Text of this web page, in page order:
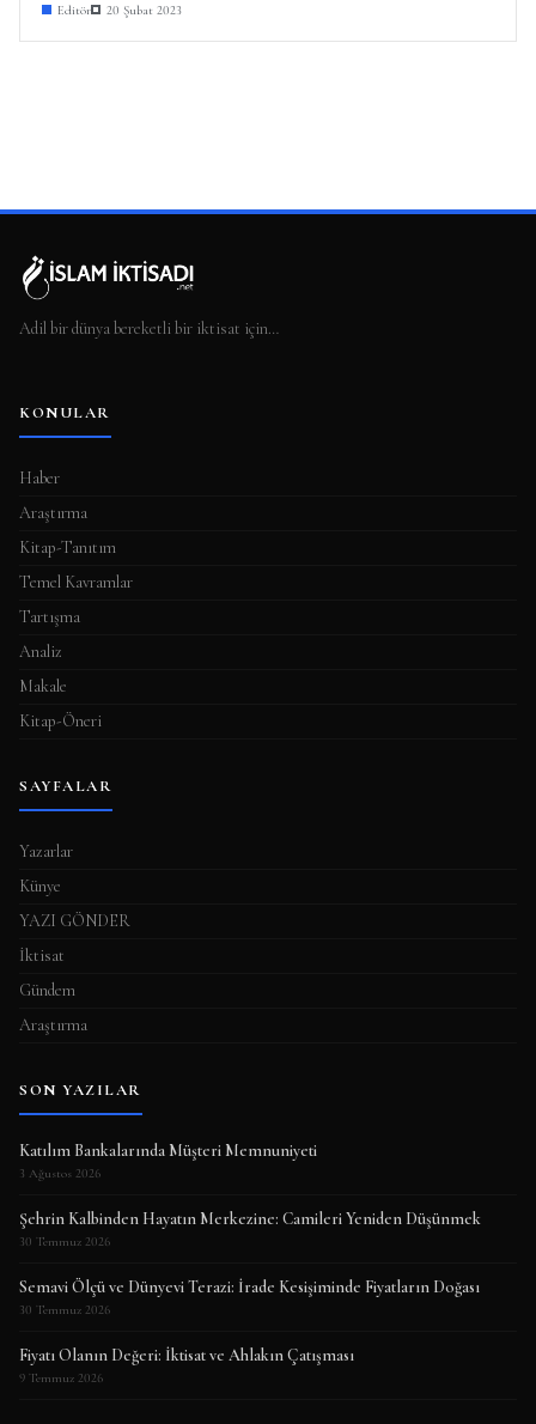
Editör 20 Şubat 2023
Adil bir dünya bereketli bir iktisat için…
KONULAR
Haber
Araştırma
Kitap-Tanıtım
Temel Kavramlar
Tartışma
Analiz
Makale
Kitap-Öneri
SAYFALAR
Yazarlar
Künye
YAZI GÖNDER
İktisat
Gündem
Araştırma
SON YAZILAR
Katılım Bankalarında Müşteri Memnuniyeti
3 Ağustos 2026
Şehrin Kalbinden Hayatın Merkezine: Camileri Yeniden Düşünmek
30 Temmuz 2026
Semavi Ölçü ve Dünyevi Terazi: İrade Kesişiminde Fiyatların Doğası
30 Temmuz 2026
Fiyatı Olanın Değeri: İktisat ve Ahlakın Çatışması
9 Temmuz 2026